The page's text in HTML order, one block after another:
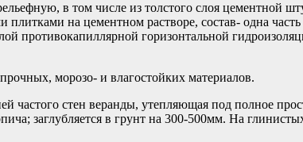
в том числе из толстого слоя цементной
на цементном растворе, состав- одна
противокапиллярной горизонтальной
морозо- и влагостойких материалов.
стен веранды, утепляющая под полное
заглубляется в грунт на 300-500мм. На